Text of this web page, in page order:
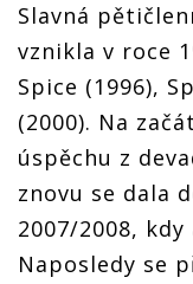
Slavná
vznikla v roce
Spice (1996),
(2000). Na
úspěchu z
znovu se dala
2007/2008,
Naposledy se